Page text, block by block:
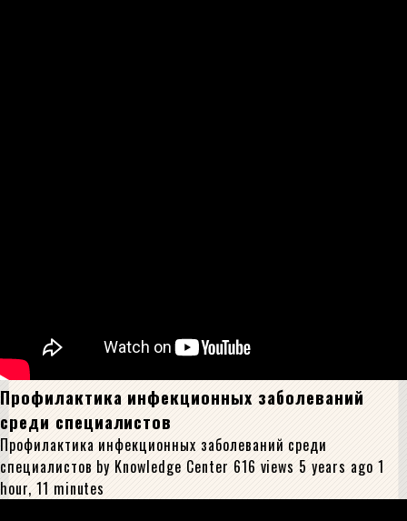
Профилактика инфекционных заболеваний
среди специалистов
Профилактика инфекционных заболеваний среди
специалистов by Knowledge Center 616 views 5 years ago 1
hour, 11 minutes